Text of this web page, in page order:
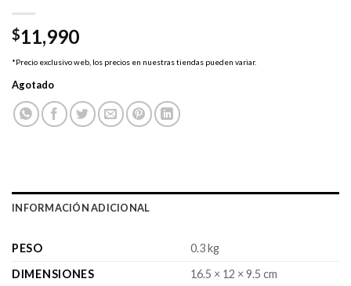
$11,990
*Precio exclusivo web, los precios en nuestras tiendas pueden variar.
Agotado
INFORMACIÓN ADICIONAL
PESO
0.3 kg
DIMENSIONES
16.5 × 12 × 9.5 cm